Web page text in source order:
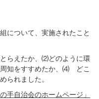
について、実施されたこと
らえたか、⑵どのように環
知をすすめたか、⑷ どこ
られました。
の手自治会のホームページ」